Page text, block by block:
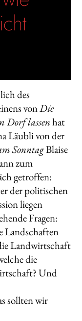
des
vonDie
Dorf lassenhat
Läubli von der
SonntagBlaise
zum
getroffen:
der politischen
liegen
Fragen:
Landschaften
Landwirtschaft
die
Und
sollten wir